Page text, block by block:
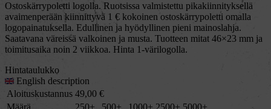
Ostoskärrypoletti logolla. Ruotsissa valmistettu pikakiinnityksellä
avaimenperään kiinnittyvä 1 € kokoinen ostoskärrypoletti omalla
logopainatuksella. Edullinen ja hyödyllinen pieni mainoslahja.
Saatavana väreissä valkoinen ja musta. Tuotteen mitat 46×23 mm ja
toimitusaika noin 2 viikkoa. Hinta 1-värilogolla.
Hintataulukko
English description
Aloituskustannus 49,00 €
Määrä
250+ 500+ 1000+ 2500+ 5000+